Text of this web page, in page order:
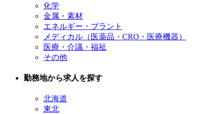
化学
金属・素材
エネルギー・プラント
メディカル（医薬品・CRO・医療機器）
医療・介議・福祉
その他
勤務地から求人を探す
北海道
東北